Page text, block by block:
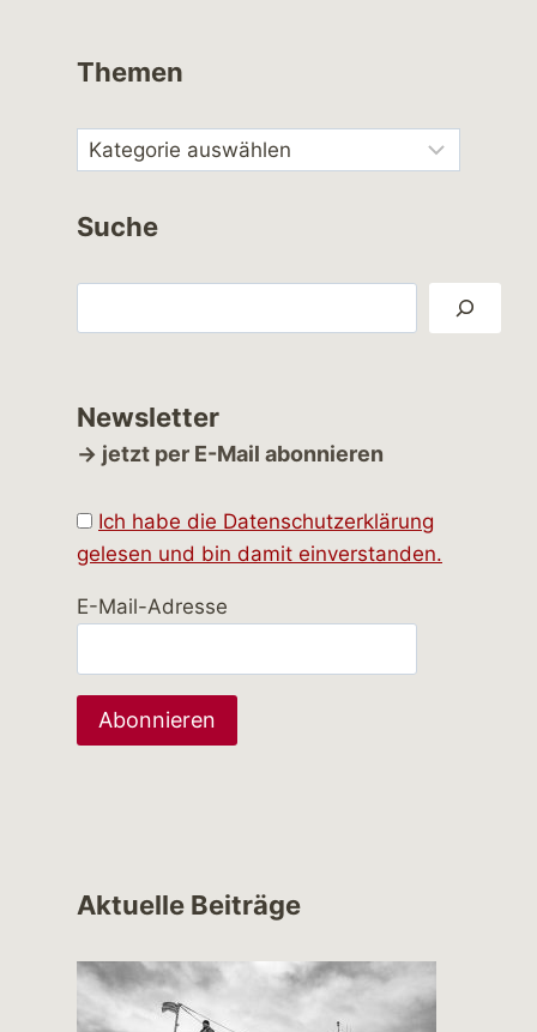
Themen
Suche
Newsletter
→ jetzt per E-Mail abonnieren
Ich habe die Datenschutzerklärung
gelesen und bin damit einverstanden.
E-Mail-Adresse
Aktuelle Beiträge